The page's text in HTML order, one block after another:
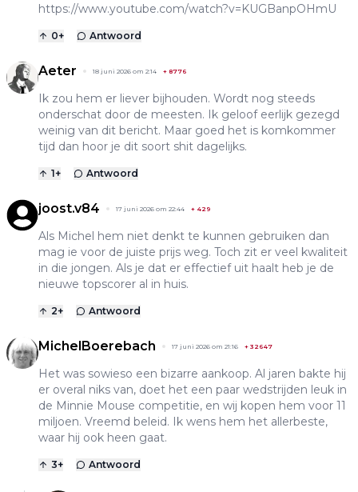
https://www.youtube.com/watch?v=KUGBanpOHmU
0+ Antwoord
Aeter 18 juni 2026 om 2:14 + 8776
Ik zou hem er liever bijhouden. Wordt nog steeds
onderschat door de meesten. Ik geloof eerlijk gezegd
weinig van dit bericht. Maar goed het is komkommer
tijd dan hoor je dit soort shit dagelijks.
1+ Antwoord
joost.v84 17 juni 2026 om 22:44 + 429
Als Michel hem niet denkt te kunnen gebruiken dan
mag ie voor de juiste prijs weg. Toch zit er veel kwaliteit
in die jongen. Als je dat er effectief uit haalt heb je de
nieuwe topscorer al in huis.
2+ Antwoord
MichelBoerebach 17 juni 2026 om 21:16 + 32647
Het was sowieso een bizarre aankoop. Al jaren bakte hij
er overal niks van, doet het een paar wedstrijden leuk in
de Minnie Mouse competitie, en wij kopen hem voor 11
miljoen. Vreemd beleid. Ik wens hem het allerbeste,
waar hij ook heen gaat.
3+ Antwoord